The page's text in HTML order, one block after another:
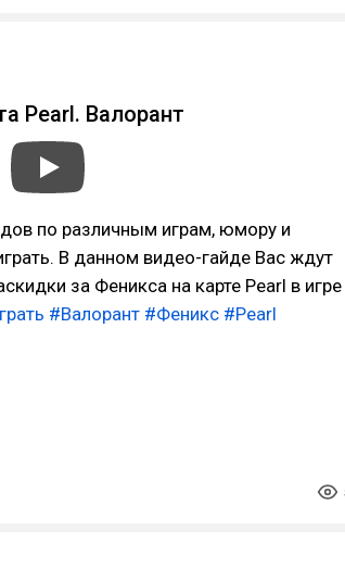
Pearl. Валорант
по различным играм, юмору и
В данном видео-гайде Вас ждут
за Феникса на карте Pearl в игре
#Валорант #Феникс #Pearl